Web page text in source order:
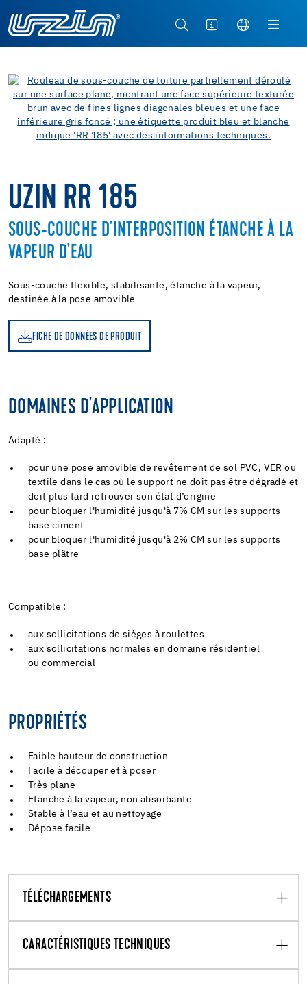
UZIN RR 185
SOUS-COUCHE D'INTERPOSITION ÉTANCHE À LA
VAPEUR D'EAU
Sous-couche flexible, stabilisante, étanche à la vapeur,
destinée à la pose amovible
FICHE DE DONNÉES DE PRODUIT
DOMAINES D'APPLICATION
Adapté :
pour une pose amovible de revêtement de sol PVC, VER ou
textile dans le cas où le support ne doit pas être dégradé et
doit plus tard retrouver son état d’origine
pour bloquer l'humidité jusqu'à 7% CM sur les supports
base ciment
pour bloquer l'humidité jusqu'à 2% CM sur les supports
base plâtre
Compatible :
aux sollicitations de sièges à roulettes
aux sollicitations normales en domaine résidentiel
ou commercial
PROPRIÉTÉS
Faible hauteur de construction
Facile à découper et à poser
Très plane
Etanche à la vapeur, non absorbante
Stable à l’eau et au nettoyage
Dépose facile
TÉLÉCHARGEMENTS
CARACTÉRISTIQUES TECHNIQUES